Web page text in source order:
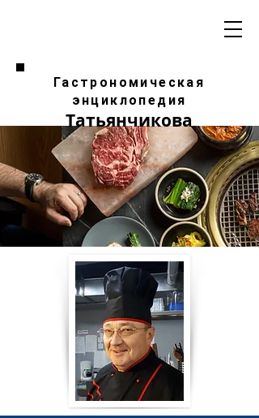
Гастрономическая
энциклопедия
Татьянчикова